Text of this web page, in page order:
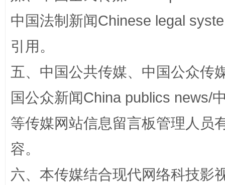
漫山遍野的桃花与雪山、麦地、白藏房 除
中国法制新闻Chinese legal
引用。
五、中国公共传媒、中国公众传
国公众新闻China publics news/
等传媒网站信息留言板管理人员
容。
六、本传媒结合现代网络科技影